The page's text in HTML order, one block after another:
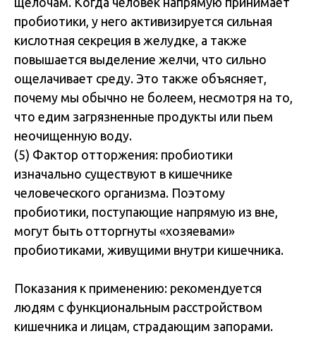
пробиотики, у него активизируется сильная
кислотная секреция в желудке, а также
повышается выделение желчи, что сильно
ощелачивает среду. Это также объясняет,
почему мы обычно не болеем, несмотря на то,
что едим загрязненные продукты или пьем
неочищенную воду.
(5) Фактор отторжения: пробиотики
изначально существуют в кишечнике
человеческого организма. Поэтому
пробиотики, поступающие напрямую из вне,
могут быть отторгнуты «хозяевами»
пробиотиками, живущими внутри кишечника.
Показания к применению: рекомендуется
людям с функциональным расстройством
кишечника и лицам, страдающим запорами.